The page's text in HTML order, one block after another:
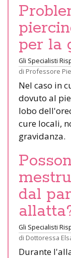
per la
Gli Specialisti
di Professore
Nel caso in
dovuto al
lobo
cure locali,
gravidanza.
dal
Gli Specialisti
di Dottoressa
Durante